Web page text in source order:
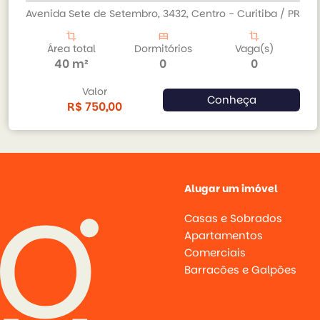
Avenida Sete de Setembro, 3432, Centro - Curitiba / PR
crop
Área total
40 m²
bed
Dormitórios
0
crop
Vaga(s)
0
Valor
R$ 750,00 Conheça
Alugar um imóvel
Casas e Sobrados
Apartamentos
Comerciais
Barracões e Galpões